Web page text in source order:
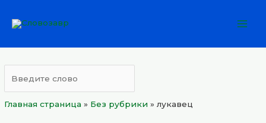
Главная страница » Без рубрики »лукавец